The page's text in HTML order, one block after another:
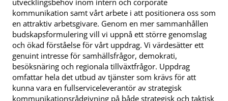
kommunikation samt vårt arbete i att positionera oss som
en attraktiv arbetsgivare. Genom en mer sammanhållen
budskapsformulering vill vi uppnå ett större genomslag
och ökad förståelse för vårt uppdrag. Vi värdesätter ett
genuint intresse för samhällsfrågor, demokrati,
besöksnäring och regionala tillväxtfrågor. Uppdrag
omfattar hela det utbud av tjänster som krävs för att
kunna vara en fullserviceleverantör av strategisk
kommunikationsrådgivning på både strategisk och taktisk